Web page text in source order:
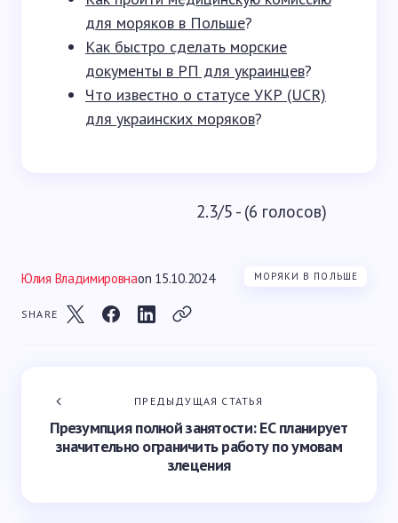
для моряков в Польше?
Как быстро сделать морские
документы в РП для украинцев?
Что известно о статусе УКР (UCR)
для украинских моряков?
2.3/5 - (6 голосов)
Юлия Владимировнаon 15.10.2024 МОРЯКИ В ПОЛЬШЕ
SHARE
ПРЕДЫДУЩАЯ СТАТЬЯ
Презумпция полной занятости: ЕС планирует
значительно ограничить работу по умовам
злецения